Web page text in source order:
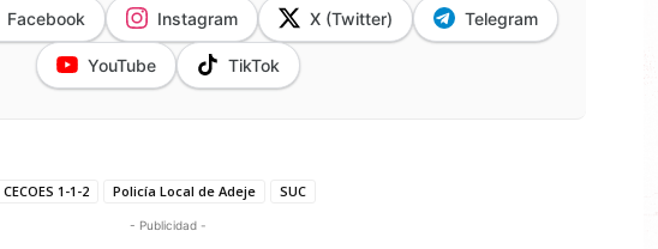
Facebook Instagram X (Twitter) Telegram
YouTube TikTok
CECOES 1-1-2 Policía Local de Adeje SUC
- Publicidad -